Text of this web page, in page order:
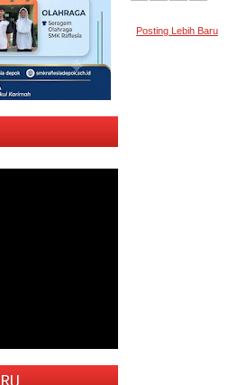
Posting Lebih Baru